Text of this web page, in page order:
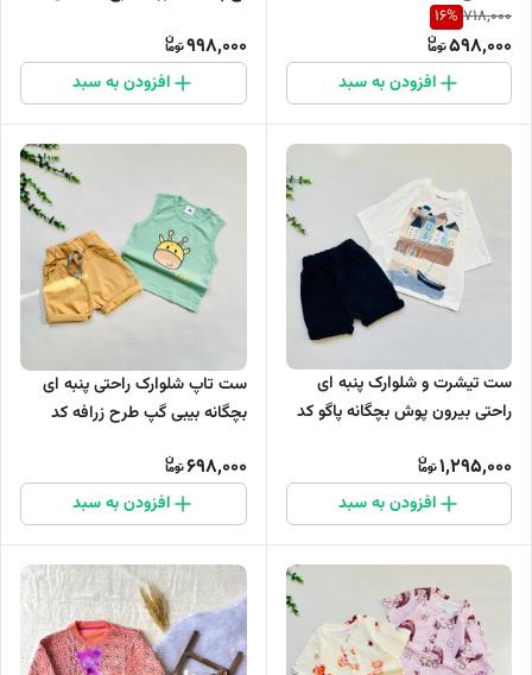
718,000
16%
598,000
افزودن به سبد
998,000
افزودن به سبد
ست تیشرت و شلوارک پنبه ای
راحتی بیرون پوش بچگانه پاگو کد
1,295,000
افزودن به سبد
ست تاپ شلوارک راحتی پنبه ای
بچگانه بیبی گپ طرح زرافه کد
698,000
افزودن به سبد